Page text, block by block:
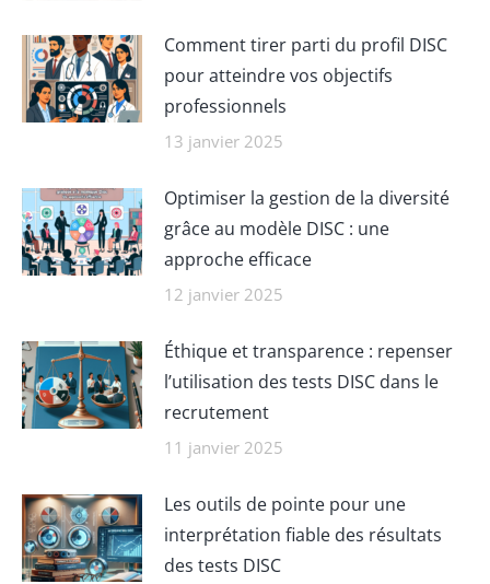
Comment tirer parti du profil DISC
pour atteindre vos objectifs
professionnels
13 janvier 2025
Optimiser la gestion de la diversité
grâce au modèle DISC : une
approche efficace
12 janvier 2025
Éthique et transparence : repenser
l’utilisation des tests DISC dans le
recrutement
11 janvier 2025
Les outils de pointe pour une
interprétation fiable des résultats
des tests DISC